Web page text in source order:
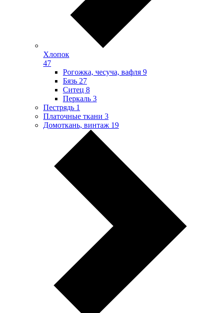
Хлопок
47
Рогожка, чесуча, вафля 9
Бязь 27
Ситец 8
Перкаль 3
Пестрядь 1
Платочные ткани 3
Домоткань, винтаж 19